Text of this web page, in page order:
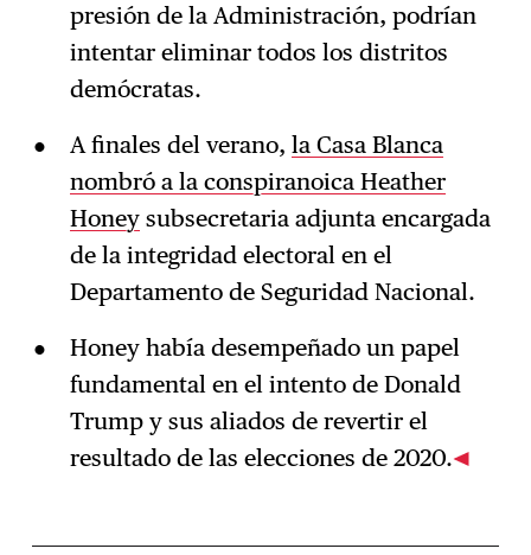
presión de la Administración, podrían
intentar eliminar todos los distritos
demócratas.
A finales del verano, la Casa Blanca
nombró a la conspiranoica Heather
Honeysubsecretaria adjunta encargada
de la integridad electoral en el
Departamento de Seguridad Nacional.
Honey había desempeñado un papel
fundamental en el intento de Donald
Trump y sus aliados de revertir el
resultado de las elecciones de 2020.